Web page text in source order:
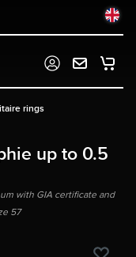
rings
up to 0.5
with GIA certificate and
57